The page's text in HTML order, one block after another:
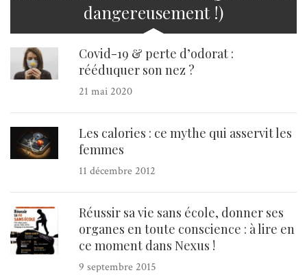
dangereusement !)
Covid-19 & perte d’odorat :
rééduquer son nez ?
21 mai 2020
Les calories : ce mythe qui asservit les
femmes
11 décembre 2012
Réussir sa vie sans école, donner ses
organes en toute conscience : à lire en
ce moment dans Nexus !
9 septembre 2015